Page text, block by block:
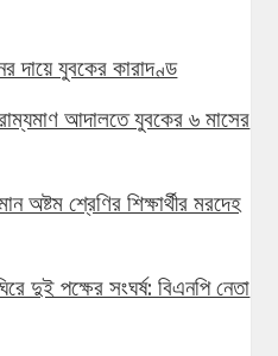
দায়ে যুবকের কারাদণ্ড
আদালতে যুবকের ৬ মাসের
অষ্টম শ্রেণির শিক্ষার্থীর মরদেহ
দুই পক্ষের সংঘর্ষ: বিএনপি নেতা